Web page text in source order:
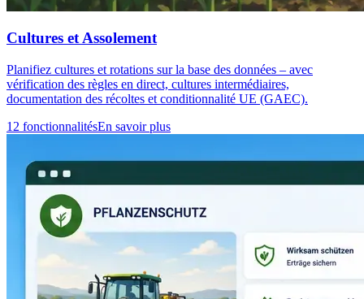
Cultures et Assolement
Planifiez cultures et rotations sur la base des données – avec
vérification des règles en direct, cultures intermédiaires,
documentation des récoltes et conditionnalité UE (GAEC).
12 fonctionnalitésEn savoir plus